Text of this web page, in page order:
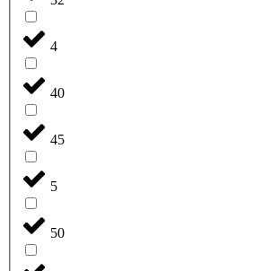
4
40
45
5
50